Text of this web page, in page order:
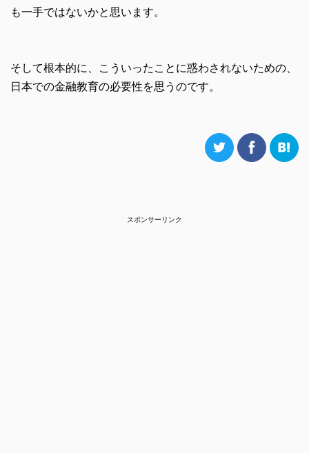
も一手ではないかと思います。
そして根本的に、こういったことに惑わされないための、
日本での金融教育の必要性を思うのです。
スポンサーリンク